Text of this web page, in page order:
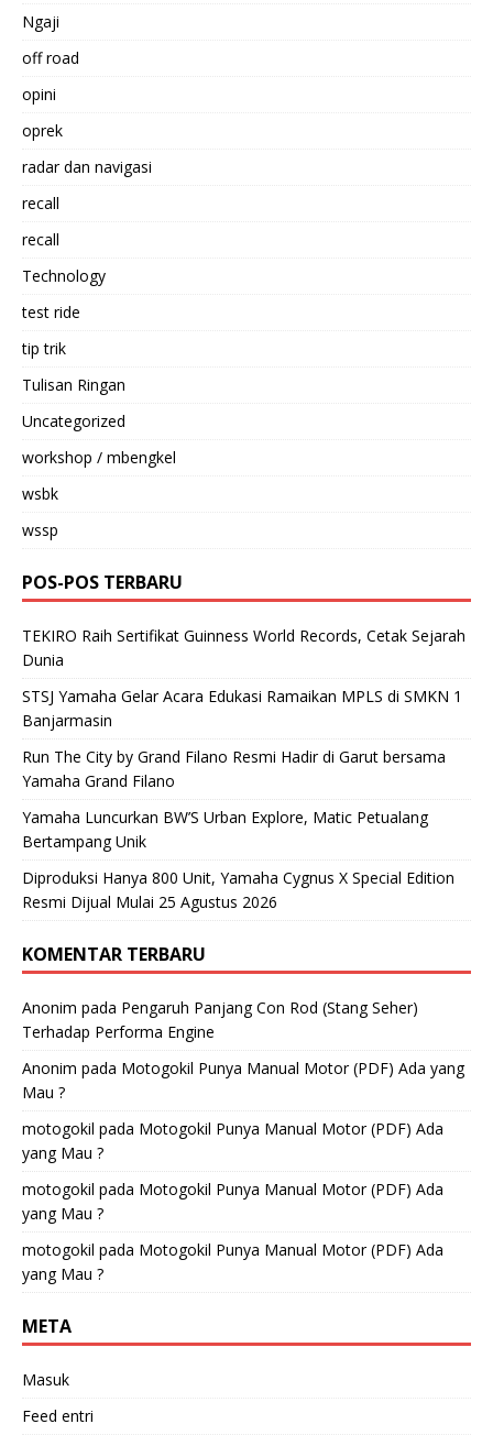
Ngaji
off road
opini
oprek
radar dan navigasi
recall
recall
Technology
test ride
tip trik
Tulisan Ringan
Uncategorized
workshop / mbengkel
wsbk
wssp
POS-POS TERBARU
TEKIRO Raih Sertifikat Guinness World Records, Cetak Sejarah
Dunia
STSJ Yamaha Gelar Acara Edukasi Ramaikan MPLS di SMKN 1
Banjarmasin
Run The City by Grand Filano Resmi Hadir di Garut bersama
Yamaha Grand Filano
Yamaha Luncurkan BW’S Urban Explore, Matic Petualang
Bertampang Unik
Diproduksi Hanya 800 Unit, Yamaha Cygnus X Special Edition
Resmi Dijual Mulai 25 Agustus 2026
KOMENTAR TERBARU
Anonim pada Pengaruh Panjang Con Rod (Stang Seher)
Terhadap Performa Engine
Anonim pada Motogokil Punya Manual Motor (PDF) Ada yang
Mau ?
motogokil pada Motogokil Punya Manual Motor (PDF) Ada
yang Mau ?
motogokil pada Motogokil Punya Manual Motor (PDF) Ada
yang Mau ?
motogokil pada Motogokil Punya Manual Motor (PDF) Ada
yang Mau ?
META
Masuk
Feed entri